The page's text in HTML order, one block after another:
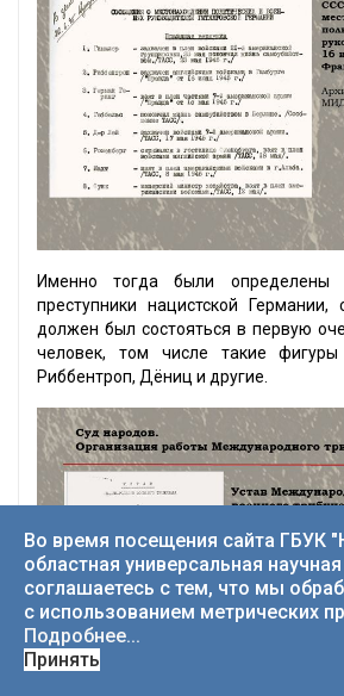
Именно тогда были определены
преступники нацистской
должен был состояться в первую
человек, том числе такие фигуры
Риббентроп, Дёниц и другие.
Во время посещения сайта ГБУК
областная универсальная
соглашаетесь с тем, что мы
с использованием метрических
Подробнее...
Принять